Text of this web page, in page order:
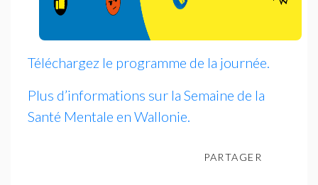
Téléchargez le programme de la journée.
Plus d’informations sur la Semaine de la
Santé Mentale en Wallonie.
PARTAGER